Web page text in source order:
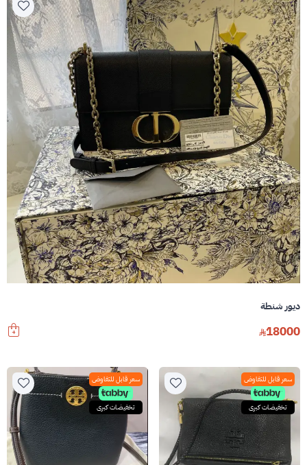
ديور شنطة
18000
سعر قابل للتفاوض
تخفيضات كبرى
سعر قابل للتفاوض
تخفيضات كبرى